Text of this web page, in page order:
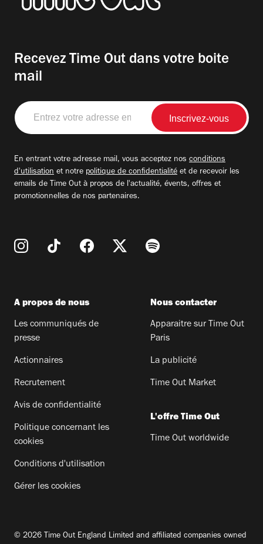
Recevez Time Out dans votre boite
mail
Entrez
votre
adresse
En entrant votre adresse mail, vous acceptez nos conditions
d'utilisation et notre politique de confidentialité et de recevoir les
emails de Time Out à propos de l'actualité, évents, offres et
promotionnelles de nos partenaires.
A propos de nous
Les communiqués de
presse
Actionnaires
Recrutement
Avis de confidentialité
Politique concernant les
cookies
Conditions d'utilisation
Gérer les cookies
Nous contacter
Apparaitre sur Time Out
Paris
La publicité
Time Out Market
L'offre Time Out
Time Out worldwide
© 2026 Time Out England Limited and affiliated companies owned